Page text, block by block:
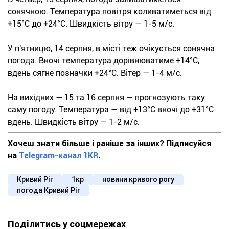
сонячною. Температура повітря коливатиметься від
+15°С до +24°С. Швидкість вітру — 1-5 м/с.
У п'ятницю, 14 серпня, в місті теж очікується сонячна
погода. Вночі температура дорівнюватиме +14°С,
вдень сягне позначки +24°С. Вітер — 1-4 м/с.
На вихідних — 15 та 16 серпня — прогнозують таку
саму погоду. Температура — від +13°С вночі до +31°С
вдень. Швидкість вітру — 1-2 м/с.
Хочеш знати більше і раніше за інших? Підписуйся
на Telegram-канал 1KR.
Кривий Ріг 1кр
новини кривого рогу
погода Кривий Ріг
Поділитись у соцмережах